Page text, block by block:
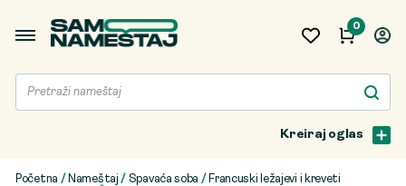
0
Kreiraj oglas
Početna / Nameštaj / Spavaća soba / Francuski ležajevi i kreveti